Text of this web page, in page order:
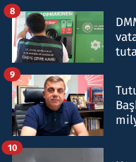
8
9
10